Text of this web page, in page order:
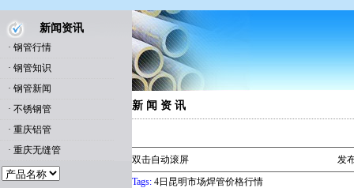
新闻资讯
· 钢管行情
· 钢管知识
· 钢管新闻
· 不锈钢管
· 重庆铝管
· 重庆无缝管
新 闻 资 讯
双击自动滚屏
发
Tags: 4日昆明市场焊管价格行情